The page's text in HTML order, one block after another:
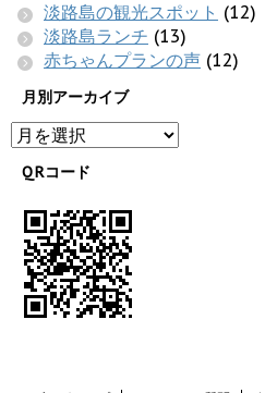
淡路島の観光スポット (12)
淡路島ランチ (13)
赤ちゃんプランの声 (12)
月別アーカイブ
QRコード